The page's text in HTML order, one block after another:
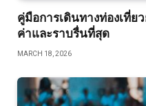
คู่มือการเดินทางท่องเที่ย
ค่าและราบรื่นที่สุด
MARCH 18, 2026